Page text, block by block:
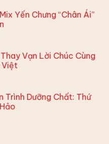
Lười
Đừng
Phiền,
Yến Chưng “Chân Ái”
Mí
“Chân
Vạn Lời Chúc Cùng
Việt
ỐmTrình Dưỡng Chất: Thứ